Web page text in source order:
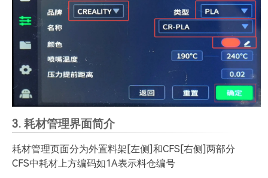
3. 耗材管理界面简介
耗材管理页面分为外置料架[左侧]和CFS[右侧]两部分
CFS中耗材上方编码如1A表示料仓编号